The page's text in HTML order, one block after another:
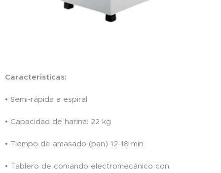
Caracteristicas:
• Semi-rápida a espiral
• Capacidad de harina: 22 kg
• Tiempo de amasado (pan) 12-18 min
• Tablero de comando electromecánico con